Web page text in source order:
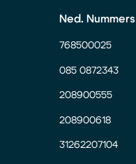
Ned. Nummers
768500025
085 0872343
208900555
208900618
31262207104